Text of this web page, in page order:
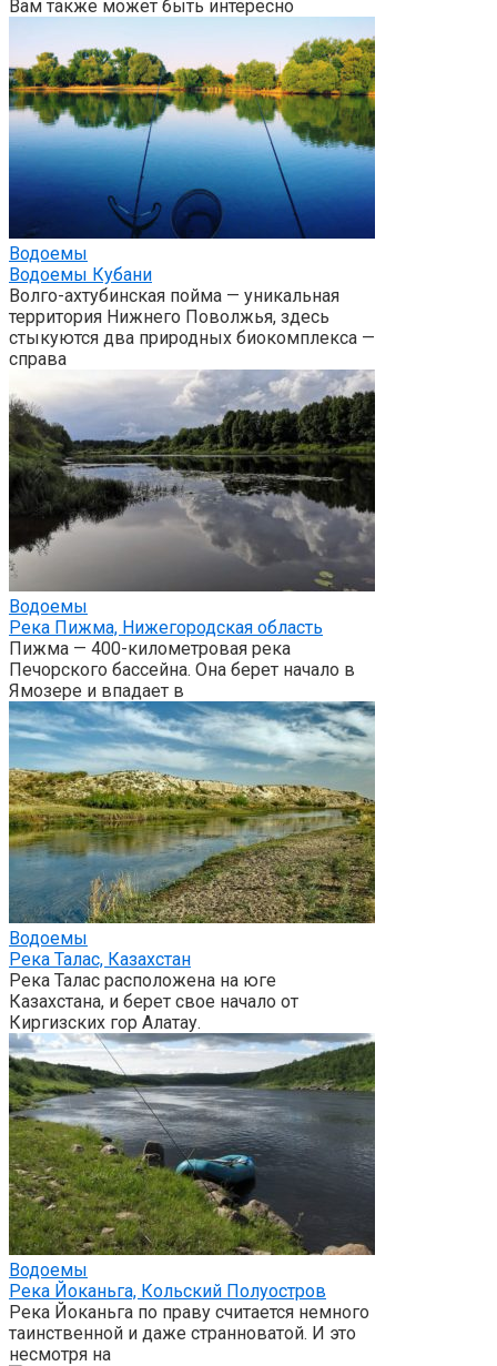
Вам также может быть интересно
Водоемы
Водоемы Кубани
Волго-ахтубинская пойма — уникальная
территория Нижнего Поволжья, здесь
стыкуются два природных биокомплекса —
справа
Водоемы
Река Пижма, Нижегородская область
Пижма — 400-километровая река
Печорского бассейна. Она берет начало в
Ямозере и впадает в
Водоемы
Река Талас, Казахстан
Река Талас расположена на юге
Казахстана, и берет свое начало от
Киргизских гор Алатау.
Водоемы
Река Йоканьга, Кольский Полуостров
Река Йоканьга по праву считается немного
таинственной и даже странноватой. И это
несмотря на